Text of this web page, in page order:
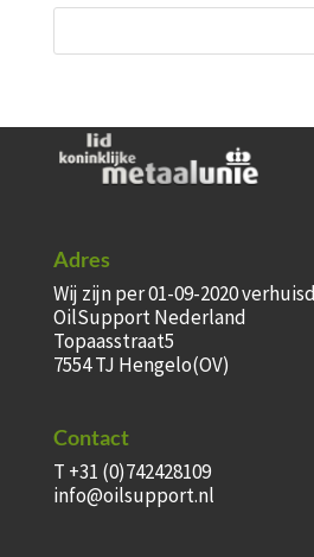
Adres
Wij zijn per 01-09-2020
OilSupport Nederland
Topaasstraat5
7554 TJ Hengelo(OV)
Contact
T +31 (0)742428109
info@oilsupport.nl